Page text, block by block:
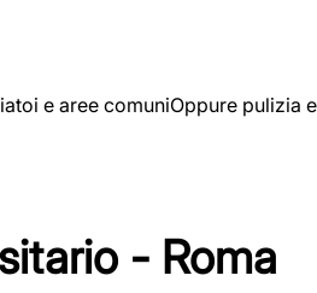
e aree comuniOppure pulizia e
- Roma